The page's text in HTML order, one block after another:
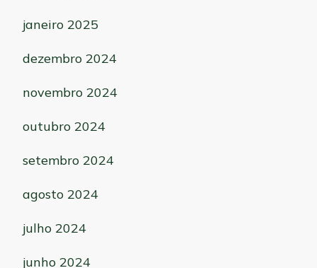
janeiro 2025
dezembro 2024
novembro 2024
outubro 2024
setembro 2024
agosto 2024
julho 2024
junho 2024